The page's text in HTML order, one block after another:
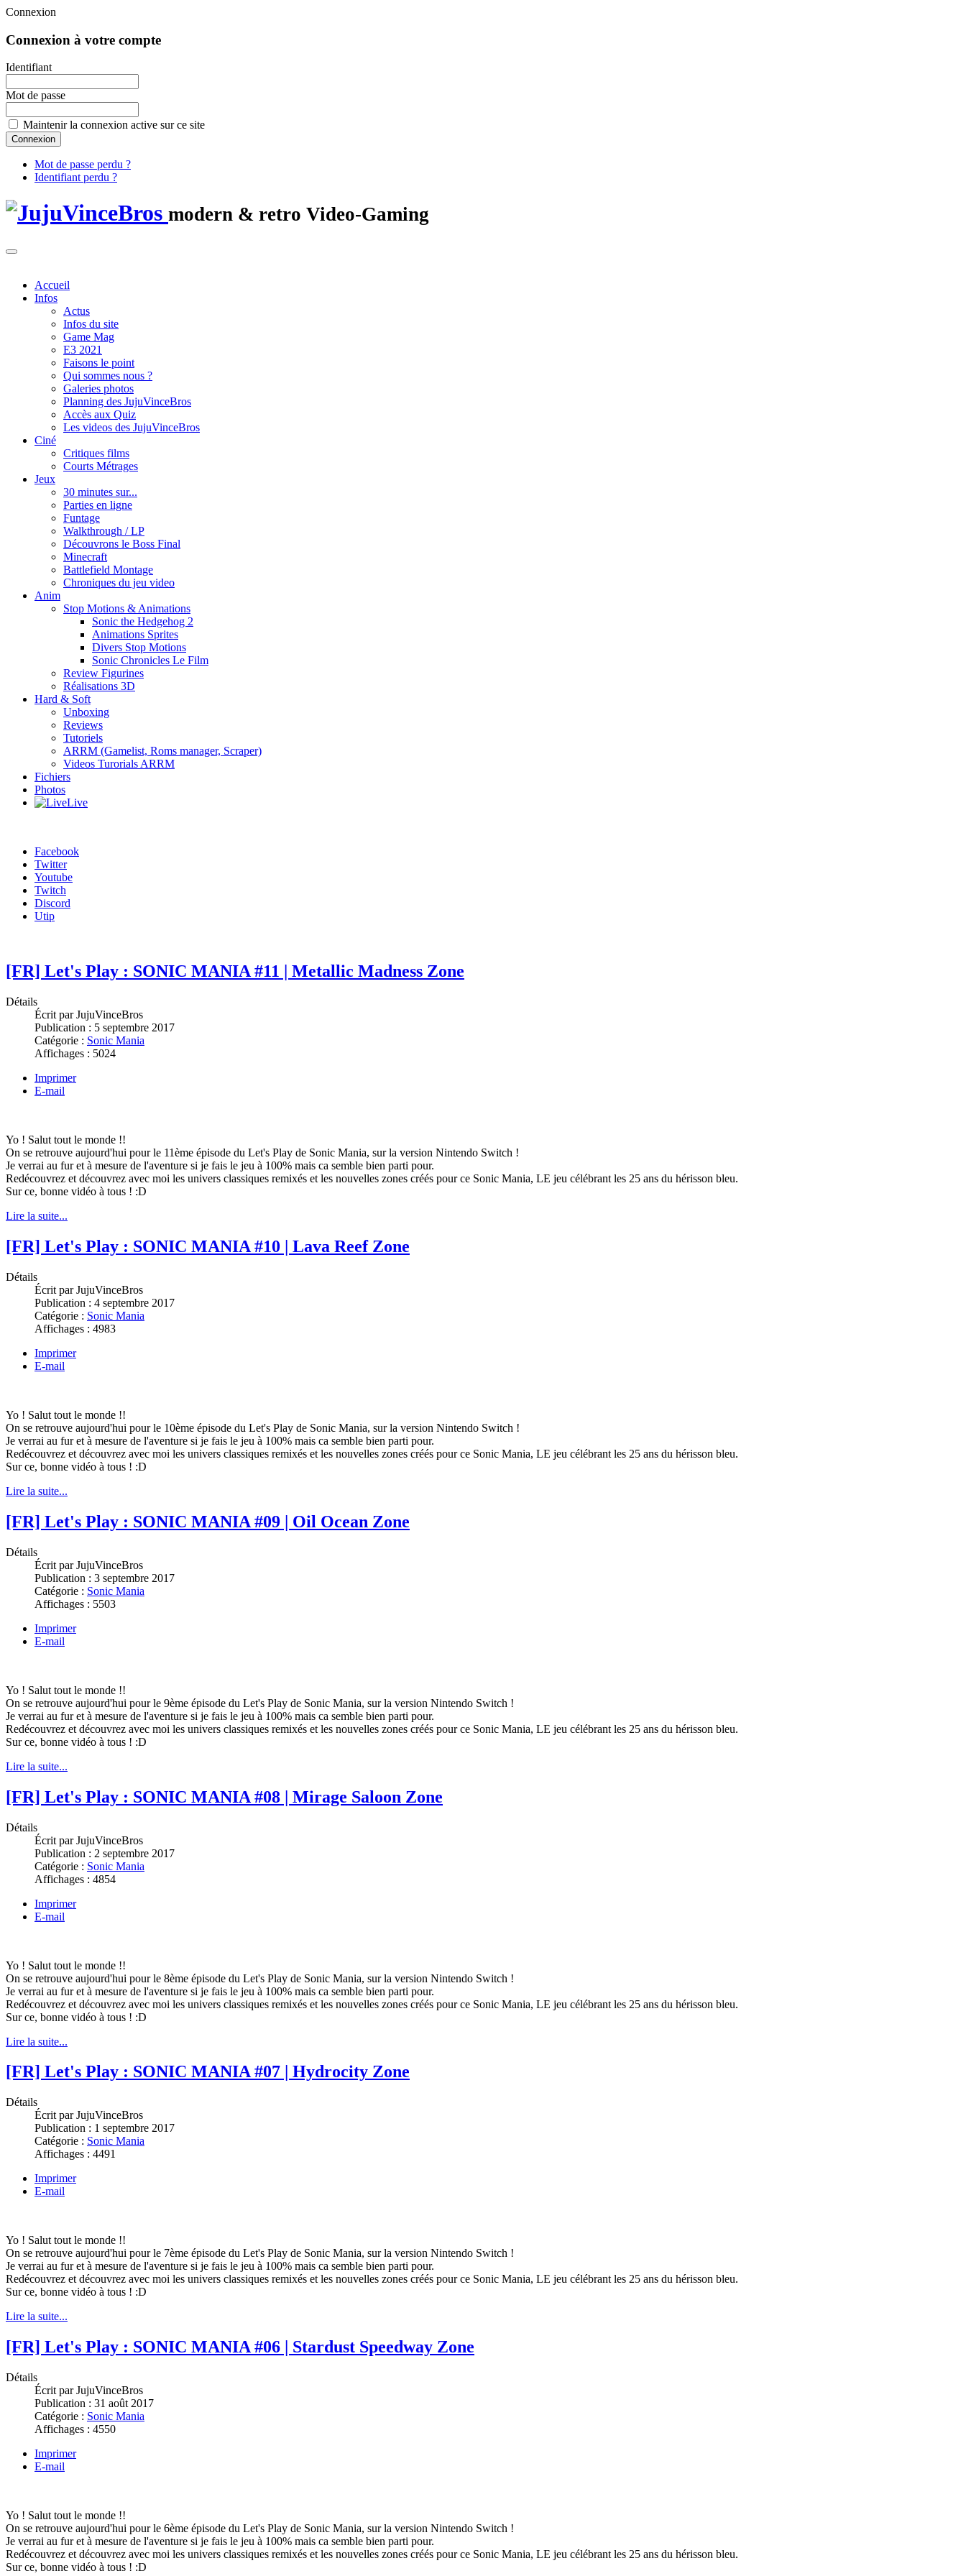
Connexion
Connexion à votre compte
Identifiant
Mot de passe
Maintenir la connexion active sur ce site
Mot de passe perdu ?
Identifiant perdu ?
modern & retro Video-Gaming
Accueil
Infos
Actus
Infos du site
Game Mag
E3 2021
Faisons le point
Qui sommes nous ?
Galeries photos
Planning des JujuVinceBros
Accès aux Quiz
Les videos des JujuVinceBros
Ciné
Critiques films
Courts Métrages
Jeux
30 minutes sur...
Parties en ligne
Funtage
Walkthrough / LP
Découvrons le Boss Final
Minecraft
Battlefield Montage
Chroniques du jeu video
Anim
Stop Motions & Animations
Sonic the Hedgehog 2
Animations Sprites
Divers Stop Motions
Sonic Chronicles Le Film
Review Figurines
Réalisations 3D
Hard & Soft
Unboxing
Reviews
Tutoriels
ARRM (Gamelist, Roms manager, Scraper)
Videos Turorials ARRM
Fichiers
Photos
Live
Facebook
Twitter
Youtube
Twitch
Discord
Utip
[FR] Let's Play : SONIC MANIA #11 | Metallic Madness Zone
Détails
Écrit parJujuVinceBros
Publication : 5 septembre 2017
Catégorie : Sonic Mania
Affichages : 5024
Imprimer
E-mail
Yo ! Salut tout le monde !!
On se retrouve aujourd'hui pour le 11ème épisode du Let's Play de Sonic Mania, sur la version Nintendo Switch !
Je verrai au fur et à mesure de l'aventure si je fais le jeu à 100% mais ca semble bien parti pour.
Redécouvrez et découvrez avec moi les univers classiques remixés et les nouvelles zones créés pour ce Sonic Mania, LE jeu célébrant les 25 ans du hérisson bleu.
Sur ce, bonne vidéo à tous ! :D
Lire la suite...
[FR] Let's Play : SONIC MANIA #10 | Lava Reef Zone
Détails
Écrit parJujuVinceBros
Publication : 4 septembre 2017
Catégorie : Sonic Mania
Affichages : 4983
Imprimer
E-mail
Yo ! Salut tout le monde !!
On se retrouve aujourd'hui pour le 10ème épisode du Let's Play de Sonic Mania, sur la version Nintendo Switch !
Je verrai au fur et à mesure de l'aventure si je fais le jeu à 100% mais ca semble bien parti pour.
Redécouvrez et découvrez avec moi les univers classiques remixés et les nouvelles zones créés pour ce Sonic Mania, LE jeu célébrant les 25 ans du hérisson bleu.
Sur ce, bonne vidéo à tous ! :D
Lire la suite...
[FR] Let's Play : SONIC MANIA #09 | Oil Ocean Zone
Détails
Écrit parJujuVinceBros
Publication : 3 septembre 2017
Catégorie : Sonic Mania
Affichages : 5503
Imprimer
E-mail
Yo ! Salut tout le monde !!
On se retrouve aujourd'hui pour le 9ème épisode du Let's Play de Sonic Mania, sur la version Nintendo Switch !
Je verrai au fur et à mesure de l'aventure si je fais le jeu à 100% mais ca semble bien parti pour.
Redécouvrez et découvrez avec moi les univers classiques remixés et les nouvelles zones créés pour ce Sonic Mania, LE jeu célébrant les 25 ans du hérisson bleu.
Sur ce, bonne vidéo à tous ! :D
Lire la suite...
[FR] Let's Play : SONIC MANIA #08 | Mirage Saloon Zone
Détails
Écrit parJujuVinceBros
Publication : 2 septembre 2017
Catégorie : Sonic Mania
Affichages : 4854
Imprimer
E-mail
Yo ! Salut tout le monde !!
On se retrouve aujourd'hui pour le 8ème épisode du Let's Play de Sonic Mania, sur la version Nintendo Switch !
Je verrai au fur et à mesure de l'aventure si je fais le jeu à 100% mais ca semble bien parti pour.
Redécouvrez et découvrez avec moi les univers classiques remixés et les nouvelles zones créés pour ce Sonic Mania, LE jeu célébrant les 25 ans du hérisson bleu.
Sur ce, bonne vidéo à tous ! :D
Lire la suite...
[FR] Let's Play : SONIC MANIA #07 | Hydrocity Zone
Détails
Écrit parJujuVinceBros
Publication : 1 septembre 2017
Catégorie : Sonic Mania
Affichages : 4491
Imprimer
E-mail
Yo ! Salut tout le monde !!
On se retrouve aujourd'hui pour le 7ème épisode du Let's Play de Sonic Mania, sur la version Nintendo Switch !
Je verrai au fur et à mesure de l'aventure si je fais le jeu à 100% mais ca semble bien parti pour.
Redécouvrez et découvrez avec moi les univers classiques remixés et les nouvelles zones créés pour ce Sonic Mania, LE jeu célébrant les 25 ans du hérisson bleu.
Sur ce, bonne vidéo à tous ! :D
Lire la suite...
[FR] Let's Play : SONIC MANIA #06 | Stardust Speedway Zone
Détails
Écrit parJujuVinceBros
Publication : 31 août 2017
Catégorie : Sonic Mania
Affichages : 4550
Imprimer
E-mail
Yo ! Salut tout le monde !!
On se retrouve aujourd'hui pour le 6ème épisode du Let's Play de Sonic Mania, sur la version Nintendo Switch !
Je verrai au fur et à mesure de l'aventure si je fais le jeu à 100% mais ca semble bien parti pour.
Redécouvrez et découvrez avec moi les univers classiques remixés et les nouvelles zones créés pour ce Sonic Mania, LE jeu célébrant les 25 ans du hérisson bleu.
Sur ce, bonne vidéo à tous ! :D